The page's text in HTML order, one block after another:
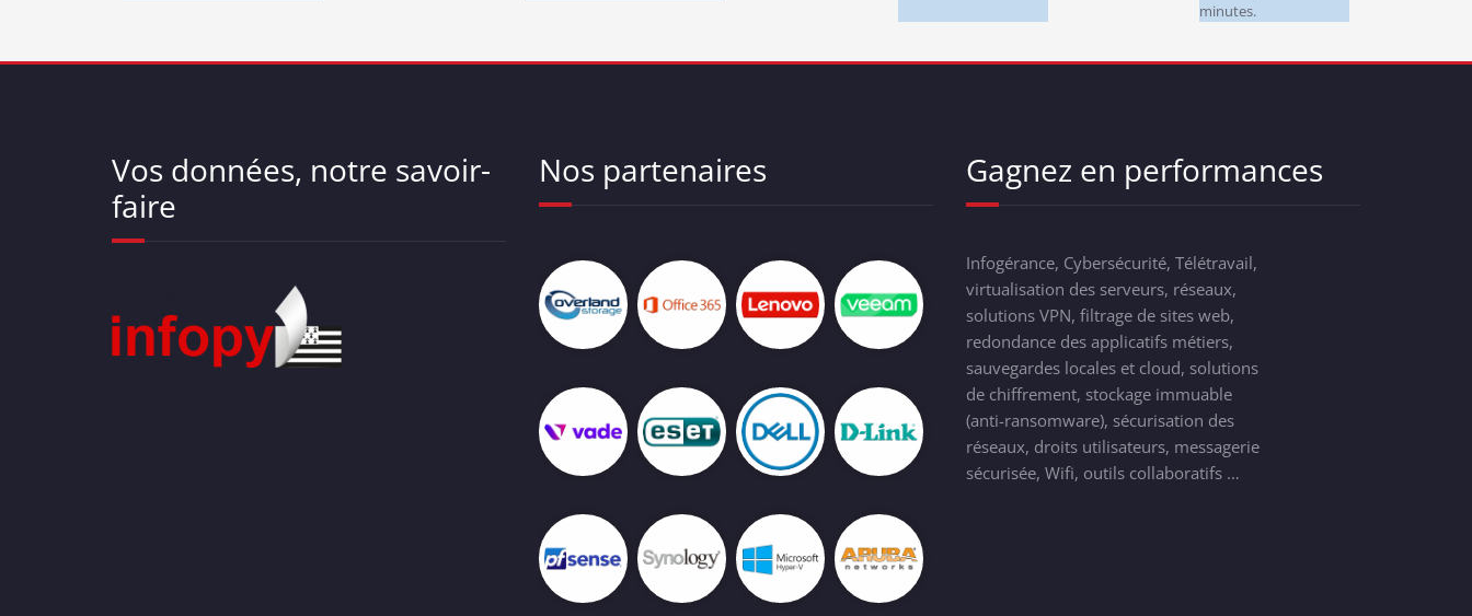
minutes.
Vos données, notre savoir-
faire
Nos partenaires Gagnez en performances
Infogérance, Cybersécurité, Télétravail,
virtualisation des serveurs, réseaux,
solutions VPN, filtrage de sites web,
redondance des applicatifs métiers,
sauvegardes locales et cloud, solutions
de chiffrement, stockage immuable
(anti-ransomware), sécurisation des
réseaux, droits utilisateurs, messagerie
sécurisée, Wifi, outils collaboratifs …